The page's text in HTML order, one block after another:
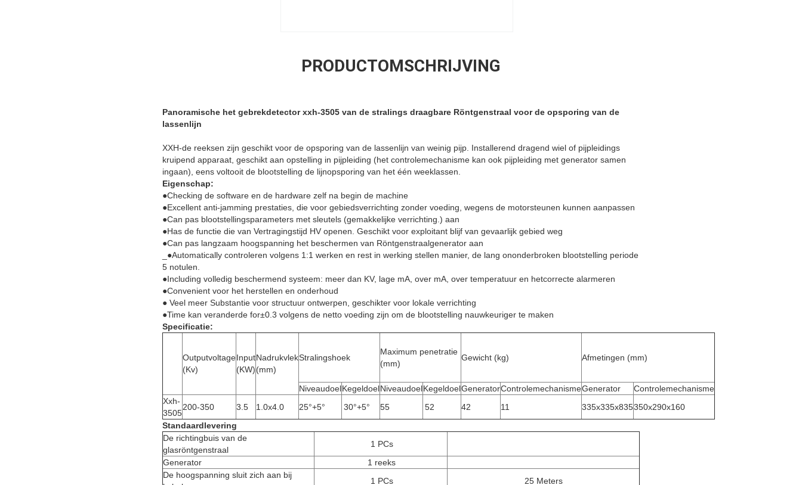
PRODUCTOMSCHRIJVING
Panoramische het gebrekdetector xxh-3505 van de stralings draagbare Röntgenstraal voor de opsporing van de
lassenlijn
XXH-de reeksen zijn geschikt voor de opsporing van de lassenlijn van weinig pijp. Installerend dragend wiel of pijpleidings
kruipend apparaat, geschikt aan opstelling in pijpleiding (het controlemechanisme kan ook pijpleiding met generator samen
ingaan), eens voltooit de blootstelling de lijnopsporing van het één weeklassen.
Eigenschap:
●Checking de software en de hardware zelf na begin de machine
●Excellent anti-jamming prestaties, die voor gebiedsverrichting zonder voeding, wegens de motorsteunen kunnen aanpassen
●Can pas blootstellingsparameters met sleutels (gemakkelijke verrichting.) aan
●Has de functie die van Vertragingstijd HV openen. Geschikt voor exploitant blijf van gevaarlijk gebied weg
●Can pas langzaam hoogspanning het beschermen van Röntgenstraalgenerator aan
_●Automatically controleren volgens 1:1 werken en rest in werking stellen manier, de lang ononderbroken blootstelling periode
5 notulen.
●Including volledig beschermend systeem: meer dan KV, lage mA, over mA, over temperatuur en hetcorrecte alarmeren
●Convenient voor het herstellen en onderhoud
● Veel meer Substantie voor structuur ontwerpen, geschikter voor lokale verrichting
●Time kan veranderde for±0.3 volgens de netto voeding zijn om de blootstelling nauwkeuriger te maken
Specificatie:
Outputvoltage
(Kv)
Input
(KW)
Nadrukvlek
(mm)
Stralingshoek
Maximum penetratie
(mm)
Gewicht (kg) Afmetingen (mm)
NiveaudoelKegeldoelNiveaudoelKegeldoelGeneratorControlemechanismeGenerator
Controlemechanisme
Xxh-
3505
200-350 3.5 1.0x4.0 25°+5° 30°+5° 55 52 42 11 335x335x835350x290x160
Standaardlevering
De richtingbuis van de
glasröntgenstraal
1 PCs
Generator
1 reeks
De hoogspanning sluit zich aan bij
1 PCs
25 Meters